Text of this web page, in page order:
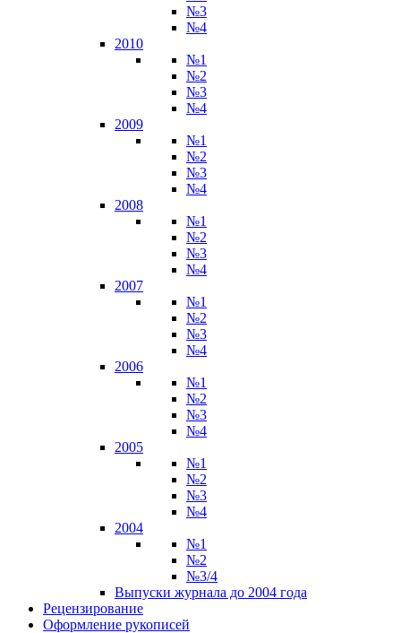
№3
№4
2010
№1
№2
№3
№4
2009
№1
№2
№3
№4
2008
№1
№2
№3
№4
2007
№1
№2
№3
№4
2006
№1
№2
№3
№4
2005
№1
№2
№3
№4
2004
№1
№2
№3/4
Выпуски журнала до 2004 года
Рецензирование
Оформление рукописей